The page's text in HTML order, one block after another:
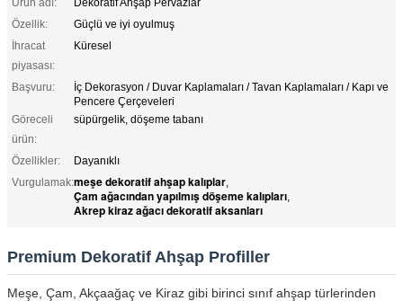
Ürün adı:
Dekoratif Ahşap Pervazlar
Özellik:
Güçlü ve iyi oyulmuş
İhracat
piyasası:
Küresel
Başvuru:
İç Dekorasyon / Duvar Kaplamaları / Tavan Kaplamaları / Kapı ve
Pencere Çerçeveleri
Göreceli
ürün:
süpürgelik, döşeme tabanı
Özellikler:
Dayanıklı
Vurgulamak:meşe dekoratif ahşap kalıplar,
Çam ağacından yapılmış döşeme kalıpları,
Akrep kiraz ağacı dekoratif aksanları
Premium Dekoratif Ahşap Profiller
Meşe, Çam, Akçaağaç ve Kiraz gibi birinci sınıf ahşap türlerinden